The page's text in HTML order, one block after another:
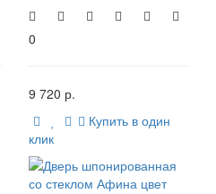
0
9 720 р.
Купить в один
клик